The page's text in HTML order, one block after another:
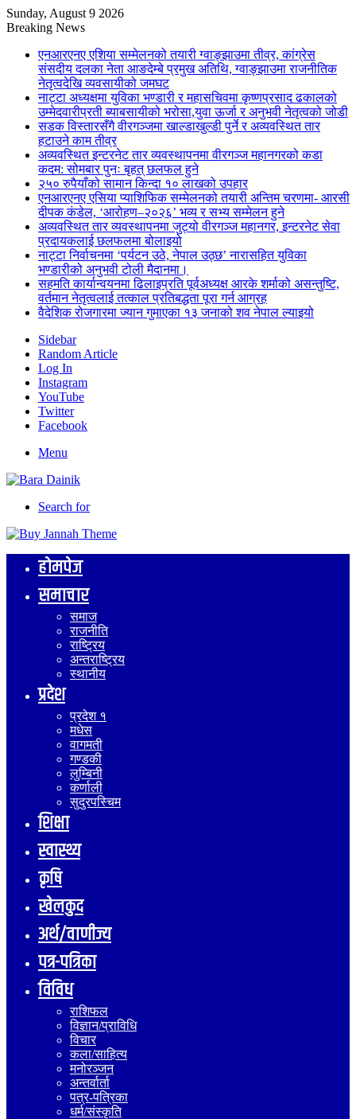
Sunday, August 9 2026
Breaking News
एनआरएनए एशिया सम्मेलनको तयारी ग्वाङ्झाउमा तीव्र, कांग्रेस
संसदीय दलका नेता आङदेम्बे प्रमुख अतिथि, ग्वाङ्झाउमा राजनीतिक
नेतृत्वदेखि व्यवसायीको जमघट
नाट्टा अध्यक्षमा युविका भण्डारी र महासचिवमा कृष्णप्रसाद ढकालको
उम्मेदवारीप्रती ब्याबसायीको भरोसा,युवा ऊर्जा र अनुभवी नेतृत्वको जोडी
सडक विस्तारसँगै वीरगञ्जमा खाल्डाखुल्डी पुर्ने र अव्यवस्थित तार
हटाउने काम तीव्र
अव्यवस्थित इन्टरनेट तार व्यवस्थापनमा वीरगञ्ज महानगरको कडा
कदम: सोमबार पुनः बृहत् छलफल हुने
२५० रुपैयाँको सामान किन्दा १० लाखको उपहार
एनआरएनए एसिया प्याशिफिक सम्मेलनको तयारी अन्तिम चरणमा- आरसी
दीपक कंडेल, ‘आरोहण–२०२६’ भव्य र सभ्य सम्मेलन हुने
अव्यवस्थित तार व्यवस्थापनमा जुट्यो वीरगञ्ज महानगर, इन्टरनेट सेवा
प्रदायकलाई छलफलमा बोलाइयो
नाट्टा निर्वाचनमा ‘पर्यटन उठे, नेपाल उठ्छ’ नारासहित युविका
भण्डारीको अनुभवी टोली मैदानमा।
सहमति कार्यान्वयनमा ढिलाइप्रति पूर्वअध्यक्ष आरके शर्माको असन्तुष्टि,
वर्तमान नेतृत्वलाई तत्काल प्रतिबद्धता पूरा गर्न आग्रह
वैदेशिक रोजगारमा ज्यान गुमाएका १३ जनाको शव नेपाल ल्याइयो
Sidebar
Random Article
Log In
Instagram
YouTube
Twitter
Facebook
Menu
Search for
होमपेज
समाचार
समाज
राजनीति
राष्ट्रिय
अन्तराष्ट्रिय
स्थानीय
प्रदेश
प्रदेश १
मधेस
वागमती
गण्डकी
लुम्बिनी
कर्णाली
सुदुरपस्चिम
शिक्षा
स्वास्थ्य
कृषि
खेलकुद
अर्थ/वाणीज्य
पत्र-पत्रिका
विविध
राशिफल
विज्ञान/प्राविधि
विचार
कला/साहित्य
मनोरञ्जन
अन्तर्वार्ता
पत्र-पत्रिका
धर्म/संस्कृति